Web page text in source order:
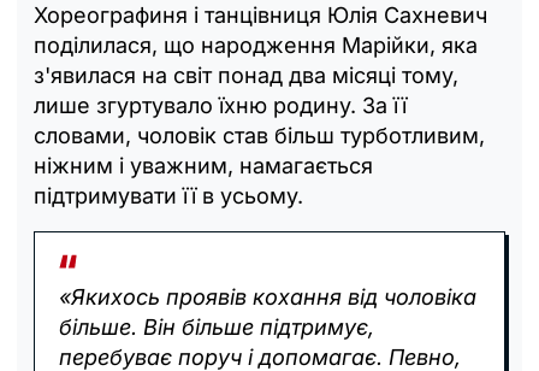
Хореографиня і танцівниця Юлія Сахневич
поділилася, що народження Марійки, яка
з'явилася на світ понад два місяці тому,
лише згуртувало їхню родину. За її
словами, чоловік став більш турботливим,
ніжним і уважним, намагається
підтримувати її в усьому.
«Якихось проявів кохання від чоловіка
більше. Він більше підтримує,
перебуває поруч і допомагає. Певно,